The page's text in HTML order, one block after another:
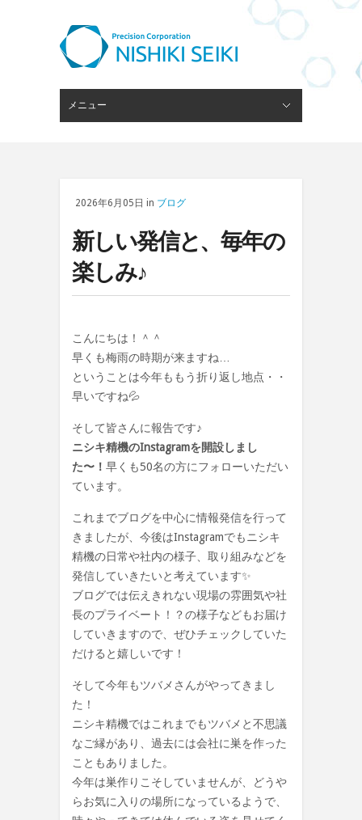
メニュー
2026年6月05日 in ブログ
新しい発信と、毎年の
楽しみ♪
こんにちは！＾＾
早くも梅雨の時期が来ますね…
ということは今年ももう折り返し地点・・
早いですね💦
そして皆さんに報告です♪
ニシキ精機のInstagramを開設しまし
た〜！ 早くも50名の方にフォローいただい
ています。
これまでブログを中心に情報発信を行って
きましたが、今後はInstagramでもニシキ
精機の日常や社内の様子、取り組みなどを
発信していきたいと考えています✨
ブログでは伝えきれない現場の雰囲気や社
長のプライベート！？の様子などもお届け
していきますので、ぜひチェックしていた
だけると嬉しいです！
そして今年もツバメさんがやってきまし
た！
ニシキ精機ではこれまでもツバメと不思議
なご縁があり、過去には会社に巣を作った
こともありました。
今年は巣作りこそしていませんが、どうや
らお気に入りの場所になっているようで、